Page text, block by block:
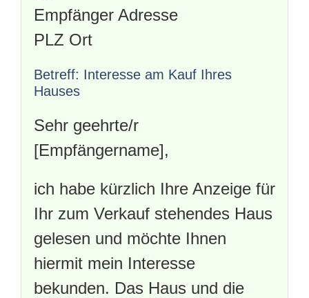
Empfänger Adresse
PLZ Ort
Betreff: Interesse am Kauf Ihres
Hauses
Sehr geehrte/r
[Empfängername],
ich habe kürzlich Ihre Anzeige für
Ihr zum Verkauf stehendes Haus
gelesen und möchte Ihnen
hiermit mein Interesse
bekunden. Das Haus und die